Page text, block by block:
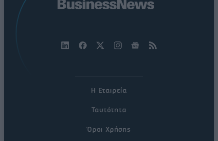
Η Εταιρεία
Ταυτότητα
Όροι Χρήσης